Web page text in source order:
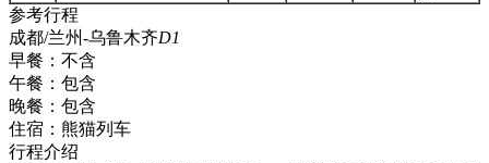
参考行程
成都/兰州-乌鲁木齐D1
早餐： 不含
午餐： 包含
晚餐： 包含
住宿： 熊猫列车
行程介绍